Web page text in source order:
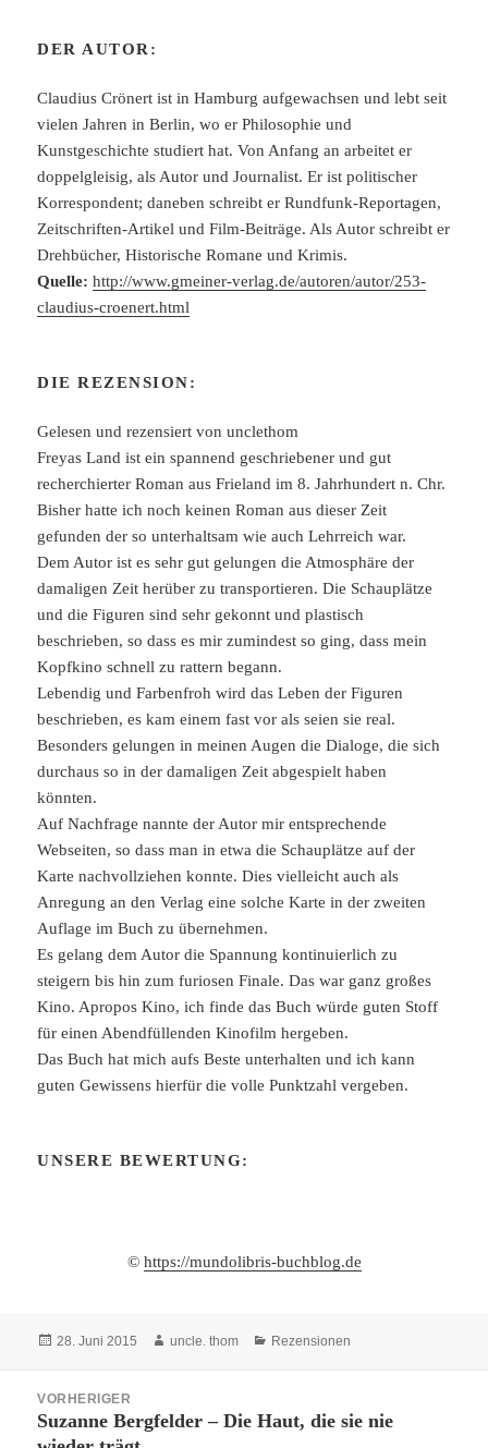
DER AUTOR:
Claudius Crönert ist in Hamburg aufgewachsen und lebt seit
vielen Jahren in Berlin, wo er Philosophie und
Kunstgeschichte studiert hat. Von Anfang an arbeitet er
doppelgleisig, als Autor und Journalist. Er ist politischer
Korrespondent; daneben schreibt er Rundfunk-Reportagen,
Zeitschriften-Artikel und Film-Beiträge. Als Autor schreibt er
Drehbücher, Historische Romane und Krimis.
Quelle: http://www.gmeiner-verlag.de/autoren/autor/253-
claudius-croenert.html
DIE REZENSION:
Gelesen und rezensiert von unclethom
Freyas Land ist ein spannend geschriebener und gut
recherchierter Roman aus Frieland im 8. Jahrhundert n. Chr.
Bisher hatte ich noch keinen Roman aus dieser Zeit
gefunden der so unterhaltsam wie auch Lehrreich war.
Dem Autor ist es sehr gut gelungen die Atmosphäre der
damaligen Zeit herüber zu transportieren. Die Schauplätze
und die Figuren sind sehr gekonnt und plastisch
beschrieben, so dass es mir zumindest so ging, dass mein
Kopfkino schnell zu rattern begann.
Lebendig und Farbenfroh wird das Leben der Figuren
beschrieben, es kam einem fast vor als seien sie real.
Besonders gelungen in meinen Augen die Dialoge, die sich
durchaus so in der damaligen Zeit abgespielt haben
könnten.
Auf Nachfrage nannte der Autor mir entsprechende
Webseiten, so dass man in etwa die Schauplätze auf der
Karte nachvollziehen konnte. Dies vielleicht auch als
Anregung an den Verlag eine solche Karte in der zweiten
Auflage im Buch zu übernehmen.
Es gelang dem Autor die Spannung kontinuierlich zu
steigern bis hin zum furiosen Finale. Das war ganz großes
Kino. Apropos Kino, ich finde das Buch würde guten Stoff
für einen Abendfüllenden Kinofilm hergeben.
Das Buch hat mich aufs Beste unterhalten und ich kann
guten Gewissens hierfür die volle Punktzahl vergeben.
UNSERE BEWERTUNG:
© https://mundolibris-buchblog.de
Veröffentlicht
28. Juni 2015 Autor
uncle. thom Kategorien
Rezensionen
VORHERIGER
Vorheriger
Suzanne Bergfelder – Die Haut, die sie nie